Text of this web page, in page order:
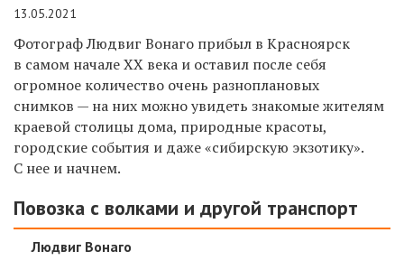
13.05.2021
Фотограф Людвиг Вонаго прибыл в Красноярск
в самом начале XX века и оставил после себя
огромное количество очень разноплановых
снимков — на них можно увидеть знакомые жителям
краевой столицы дома, природные красоты,
городские события и даже «сибирскую экзотику».
С нее и начнем.
Повозка с волками и другой транспорт
Людвиг Вонаго